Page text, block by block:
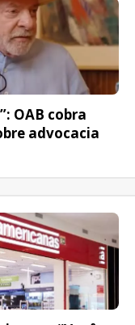
OAB cobra
advocacia